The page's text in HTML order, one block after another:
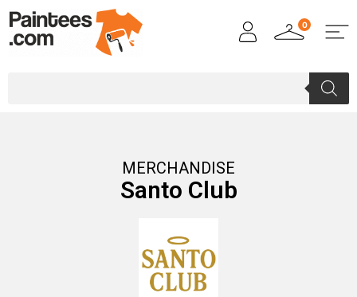
0
MERCHANDISE
Santo Club